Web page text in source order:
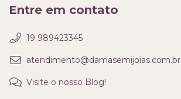
Entre em contato
19 989423345
atendimento@damasemijoias.com.br
Visite o nosso Blog!